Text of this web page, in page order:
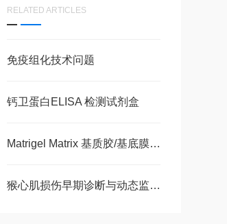
RELATED ARTICLES
免疫组化技术问题
钙卫蛋白ELISA 检测试剂盒
Matrigel Matrix 基质胶/基底膜基质 大量现货
猴心肌损伤早期诊断与动态监测-猴肌红蛋白ELISA 试剂盒